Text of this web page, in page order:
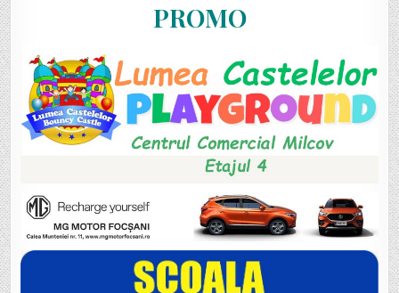
PROMO